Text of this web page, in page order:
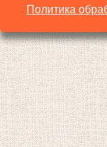
Политика